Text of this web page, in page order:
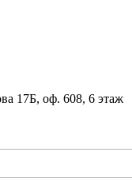
17Б, оф. 608, 6 этаж